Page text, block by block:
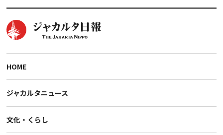
HOME
ジャカルタニュース
文化・くらし